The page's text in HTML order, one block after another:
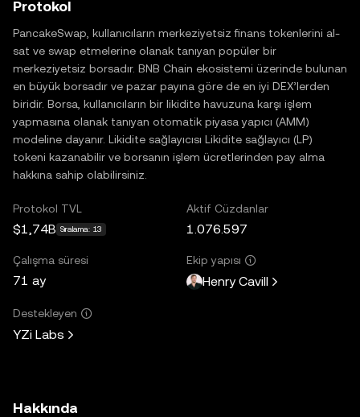
Protokol
PancakeSwap, kullanıcıların merkeziyetsiz finans tokenlerini al-
sat ve swap etmelerine olanak tanıyan popüler bir
merkeziyetsiz borsadır. BNB Chain ekosistemi üzerinde bulunan
en büyük borsadır ve pazar payına göre de en iyi DEX’lerden
biridir. Borsa, kullanıcıların bir likidite havuzuna karşı işlem
yapmasına olanak tanıyan otomatik piyasa yapıcı (AMM)
modeline dayanır. Likidite sağlayıcısı Likidite sağlayıcı (LP)
tokeni kazanabilir ve borsanın işlem ücretlerinden pay alma
hakkına sahip olabilirsiniz.
Protokol TVL
$1,74B Sıralama: 13
Aktif Cüzdanlar
1.076.597
Çalışma süresi
71 ay
Ekip yapısı
Henry Cavill
Destekleyen
YZi Labs
Hakkında